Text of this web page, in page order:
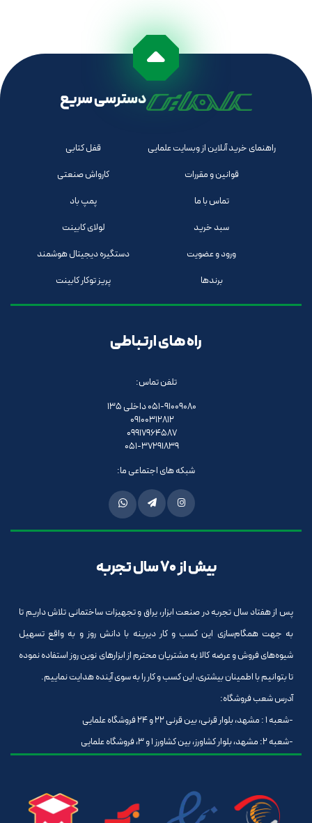
دسترسی سریع
راهنمای خرید آنلاین از وبسایت علمایی
قوانین و مقررات
تماس با ما
سبد خرید
ورود و عضویت
برندها
قفل کتابی
کارواش صنعتی
پمپ باد
لولای کابینت
دستگیره دیجیتال هوشمند
پریز توکار کابینت
راه های ارتباطی
تلفن تماس:
051-91009080 داخلی 135
09100312812
09917964587
051-37291839
شبکه های اجتماعی ما:
بیش از 70 سال تجربه
پس از هفتاد سال تجربه در صنعت ابزار، یراق و تجهیزات ساختمانی تلاش داریم تا
به جهت همگام‌سازی این کسب و کار دیرینه با دانش روز و به واقع تسهیل
شیوه‌های فروش و عرضه کالا به مشتریان محترم از ابزارهای نوین روز استفاده نموده
تا بتوانیم با اطمینان بیشتری، این کسب و کار را به سوی آینده هدایت نماییم.
آدرس شعب فروشگاه:
-شعبه 1 : مشهد، بلوار قرنی، بین قرنی 22 و 24 فروشگاه علمایی
-شعبه 2: مشهد، بلوار کشاورز، بین کشاورز 1 و 3، فروشگاه علمایی